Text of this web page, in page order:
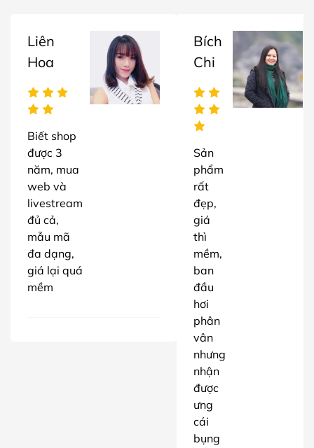
Liên
Hoa
Biết shop
được 3
năm, mua
web và
livestream
đủ cả,
mẫu mã
đa dạng,
giá lại quá
mềm
Bích
Chi
Sản
phẩm
rất
đẹp,
giá
thì
mềm,
ban
đầu
hơi
phân
vân
nhưng
nhận
được
ưng
cái
bụng